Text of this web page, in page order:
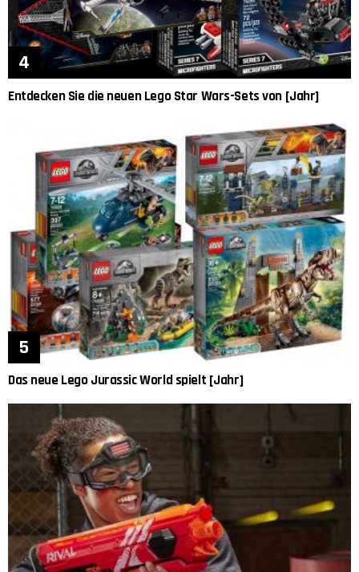
Entdecken Sie die neuen Lego Star Wars-Sets von [Jahr]
Das neue Lego Jurassic World spielt [Jahr]